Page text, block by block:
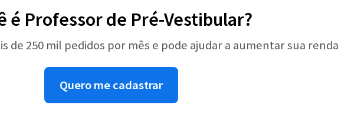
é Professor de Pré-Vestibular?
de 250 mil pedidos por mês e pode ajudar a aumentar sua renda
Quero me cadastrar